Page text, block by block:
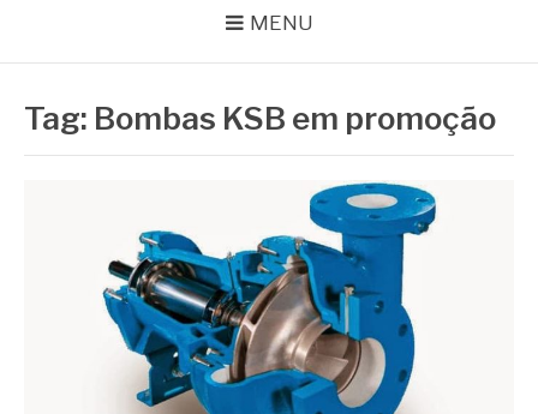
MENU
Tag: Bombas KSB em promoção